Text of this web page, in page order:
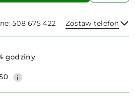
508 675 422 Zostaw telefon
godziny